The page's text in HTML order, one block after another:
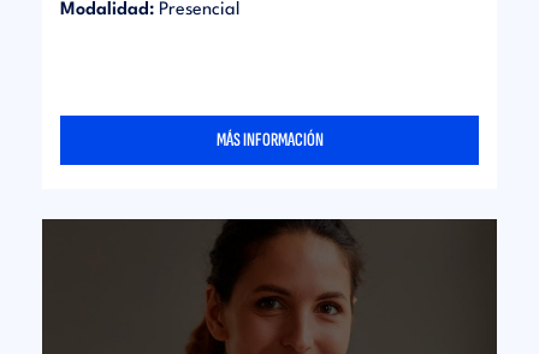
Modalidad: Presencial
MÁS INFORMACIÓN